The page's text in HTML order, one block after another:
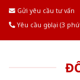
Gửi yêu cầu tư vấn
Yêu cầu gọi lại (3